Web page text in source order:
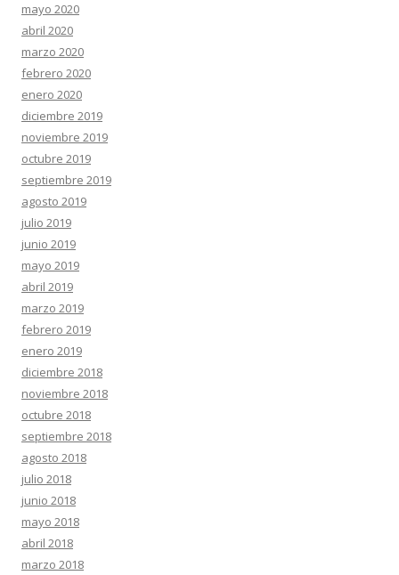
mayo 2020
abril 2020
marzo 2020
febrero 2020
enero 2020
diciembre 2019
noviembre 2019
octubre 2019
septiembre 2019
agosto 2019
julio 2019
junio 2019
mayo 2019
abril 2019
marzo 2019
febrero 2019
enero 2019
diciembre 2018
noviembre 2018
octubre 2018
septiembre 2018
agosto 2018
julio 2018
junio 2018
mayo 2018
abril 2018
marzo 2018